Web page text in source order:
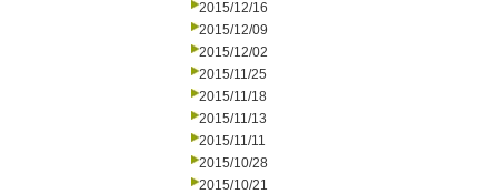
2015/12/16
2015/12/09
2015/12/02
2015/11/25
2015/11/18
2015/11/13
2015/11/11
2015/10/28
2015/10/21